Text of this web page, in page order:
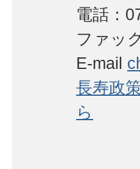
電話：
ファッ
E-mail
長寿政
ら